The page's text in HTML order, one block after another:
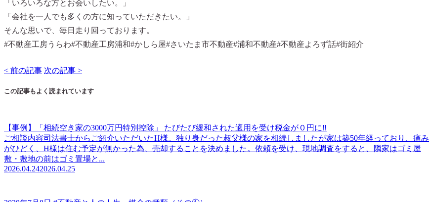
「いろいろな方とお会いしたい。」
「会社を一人でも多くの方に知っていただきたい。」
そんな思いで、毎日走り回っております。
#不動産工房うらわ#不動産工房浦和#かしら屋#さいたま市不動産#浦和不動産#不動産よろず話#街紹介
< 前の記事 次の記事 >
この記事もよく読まれています
【事例】「相続空き家の3000万円特別控除」 たびたび緩和された適用を受け税金が０円に‼
ご相談内容司法書士からご紹介いただいたH様。独り身だった叔父様の家を相続しましたが家は築50年経っており、痛み
がひどく、H様は住む予定が無かった為、売却することを決めました。依頼を受け、現地調査をすると、隣家はゴミ屋
敷・敷地の前はゴミ置場と...
2026.04.242026.04.25